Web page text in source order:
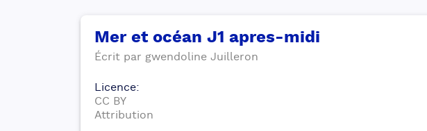
Mer et océan J1 apres-midi
Écrit par gwendoline Juilleron
Licence:
CC BY
Attribution